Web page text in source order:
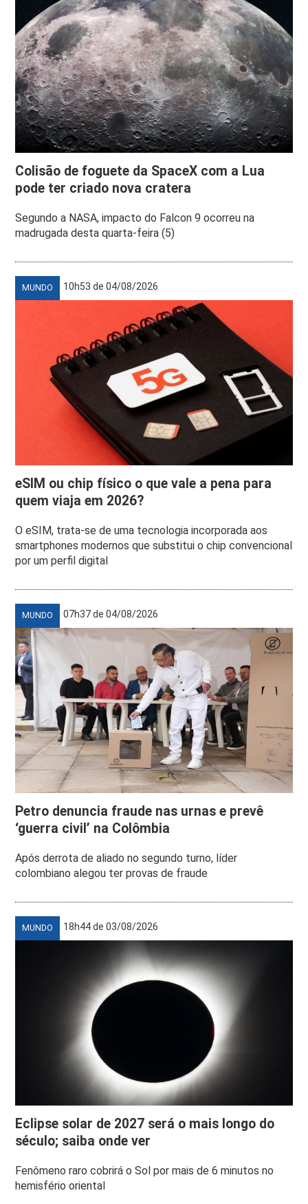
Colisão de foguete da SpaceX com a Lua
pode ter criado nova cratera
Segundo a NASA, impacto do Falcon 9 ocorreu na
madrugada desta quarta-feira (5)
MUNDO 10h53 de 04/08/2026
eSIM ou chip físico o que vale a pena para
quem viaja em 2026?
O eSIM, trata-se de uma tecnologia incorporada aos
smartphones modernos que substitui o chip convencional
por um perfil digital
MUNDO 07h37 de 04/08/2026
Petro denuncia fraude nas urnas e prevê
‘guerra civil’ na Colômbia
Após derrota de aliado no segundo turno, líder
colombiano alegou ter provas de fraude
MUNDO 18h44 de 03/08/2026
Eclipse solar de 2027 será o mais longo do
século; saiba onde ver
Fenômeno raro cobrirá o Sol por mais de 6 minutos no
hemisfério oriental